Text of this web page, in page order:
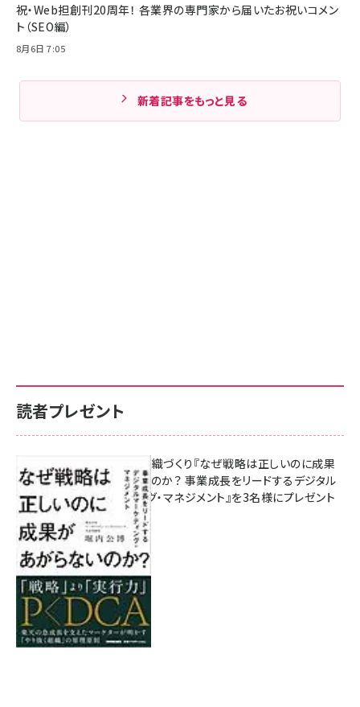
祝・Web担創刊20周年！ 各業界の専門家から届いたお祝いコメン
ト（SEO編）
8月6日 7:05
新着記事をもっと見る
読者プレゼント
成果を生む組織づくり『なぜ戦略は正しいのに成果
があがらないのか？ 事業成長をリードするデジタル
マーケティング・マネジメント』を3名様にプレゼント
8月7日 10:00